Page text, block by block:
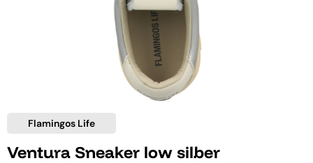
Flamingos Life
Ventura Sneaker low silber